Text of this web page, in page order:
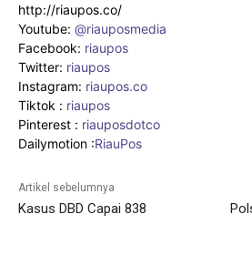
http://riaupos.co/
Youtube: @riauposmedia
Facebook: riaupos
Twitter: riaupos
Instagram: riaupos.co
Tiktok : riaupos
Pinterest : riauposdotco
Dailymotion :RiauPos
Artikel sebelumnya
Kasus DBD Capai 838